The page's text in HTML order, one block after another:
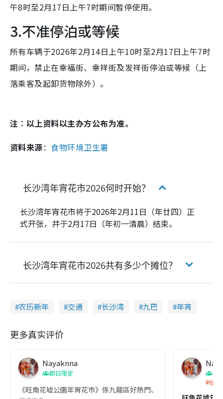
午8时至2月17日上午7时期间暂停使用。
3.不准停泊或等候
所有车辆于2026年2月14日上午10时至2月17日上午7时
期间，禁止在幸福街、幸祥街及发祥街停泊或等候（上
落乘客及起卸货物除外）。
注︰以上资料以主办方公布为准。
资料来源：食物环境卫生署
长沙湾年宵花市2026何时开始？
长沙湾年宵花市将于2026年2月11日（年廿四）正
式开张，并于2月17日（年初一清晨）结束。
长沙湾年宵花市2026共有多少个摊位？
农历新年 交通 长沙湾 九巴 年宵
更多真实评价
Nayaknna
節日限定
《旺角花墟公園年宵花市》係九龍區好熱門、好有氣氛嘅新年花
節
旺角